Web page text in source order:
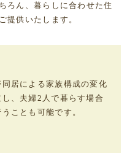
ろん、暮らしに合わせた住
提供いたします。
居による家族構成の変化
、夫婦2人で暮らす場合
ことも可能です。